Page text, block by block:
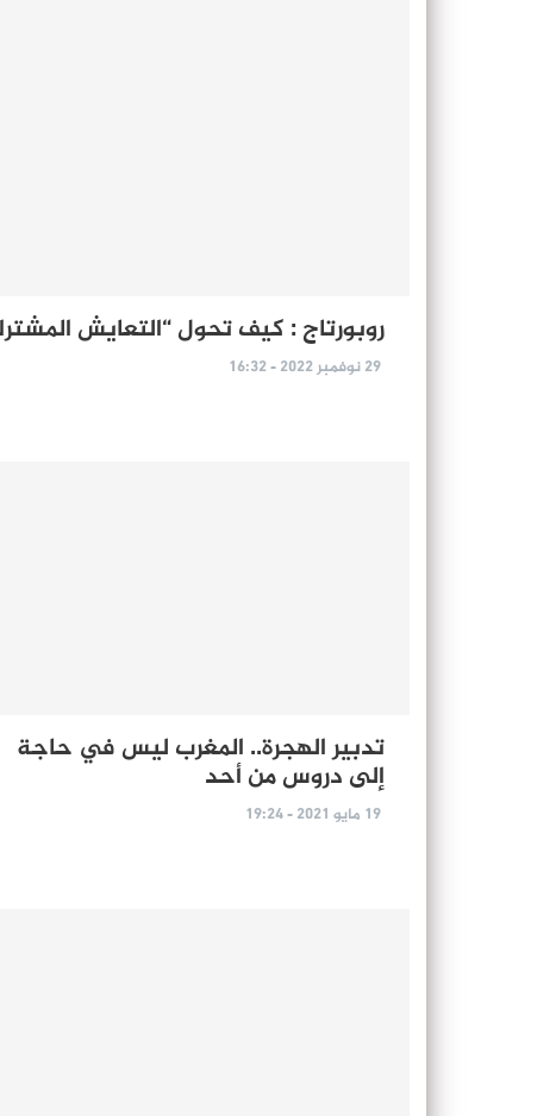
روبورتاج : كيف تحول “التعايش
29 نوفمبر 2022 - 16:32
تدبير الهجرة.. المغرب ليس في حاجة
إلى دروس من أحد
19 مايو 2021 - 19:24